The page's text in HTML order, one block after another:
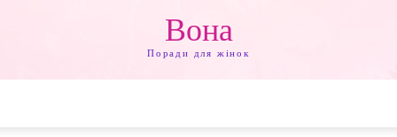
Вона
Поради для жінок